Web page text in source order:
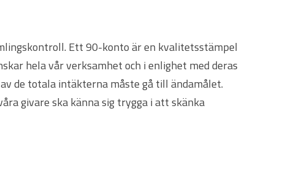
Ett 90-konto är en kvalitetsstämpel
hela vår verksamhet och i enlighet med deras
de totala intäkterna måste gå till ändamålet.
givare ska känna sig trygga i att skänka